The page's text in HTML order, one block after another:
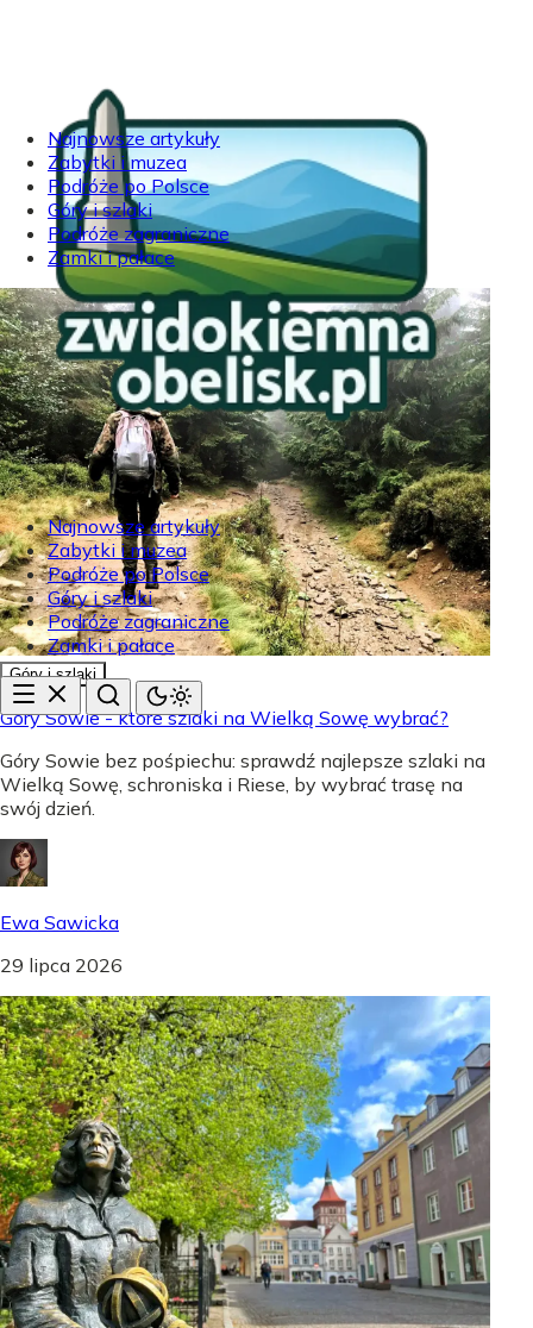
Najnowsze artykuły
Zabytki i muzea
Podróże po Polsce
Góry i szlaki
Podróże zagraniczne
Zamki i pałace
Najnowsze artykuły
Zabytki i muzea
Podróże po Polsce
Góry i szlaki
Podróże zagraniczne
Zamki i pałace
Góry i szlaki
Góry Sowie - które szlaki na Wielką Sowę wybrać?
Góry Sowie bez pośpiechu: sprawdź najlepsze szlaki na
Wielką Sowę, schroniska i Riese, by wybrać trasę na
swój dzień.
Ewa Sawicka
29 lipca 2026